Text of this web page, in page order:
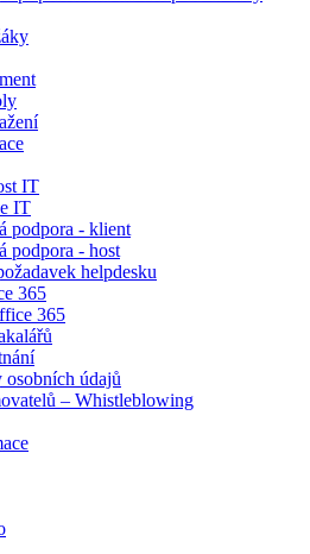
IT
IT
podpora - klient
podpora - host
helpdesku
365
365
osobních údajů
– Whistleblowing